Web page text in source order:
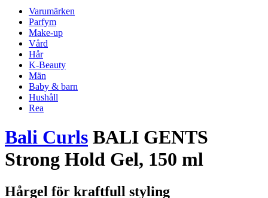
Varumärken
Parfym
Make-up
Vård
Hår
K-Beauty
Män
Baby & barn
Hushåll
Rea
Bali Curls BALI GENTS
Strong Hold Gel, 150 ml
Hårgel för kraftfull styling